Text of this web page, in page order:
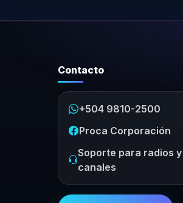
Contacto
+504 9810-2500
Proca Corporación
Soporte para radios y
canales